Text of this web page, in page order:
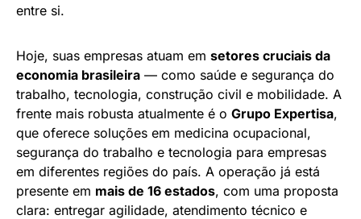
entre si.
Hoje, suas empresas atuam em setores cruciais da
economia brasileira — como saúde e segurança do
trabalho, tecnologia, construção civil e mobilidade. A
frente mais robusta atualmente é o Grupo Expertisa,
que oferece soluções em medicina ocupacional,
segurança do trabalho e tecnologia para empresas
em diferentes regiões do país. A operação já está
presente em mais de 16 estados, com uma proposta
clara: entregar agilidade, atendimento técnico e